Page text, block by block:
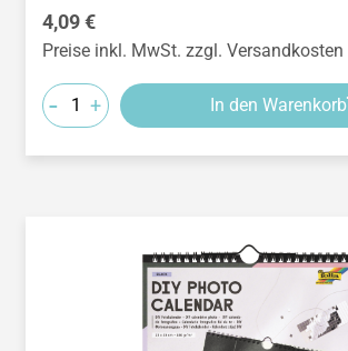
Regulärer Preis:
4,09 €
Preise inkl. MwSt. zzgl. Versandkosten
- + In den Warenkorb